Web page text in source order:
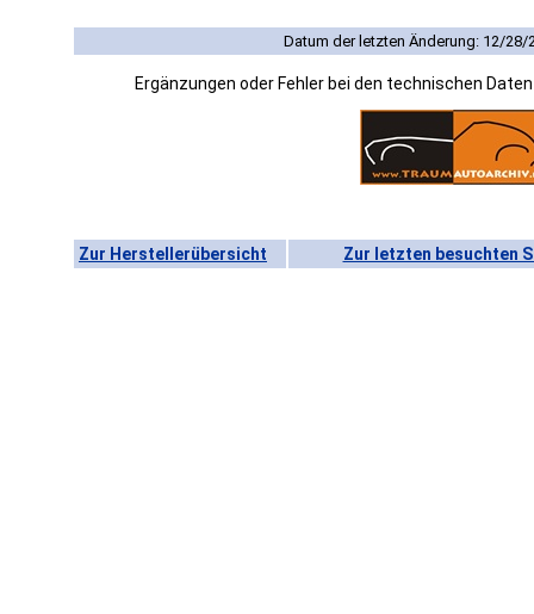
Datum der letzten Änderung: 12/28/
Ergänzungen oder Fehler bei den technischen
Zur Herstellerübersicht Zur letzten besuchten